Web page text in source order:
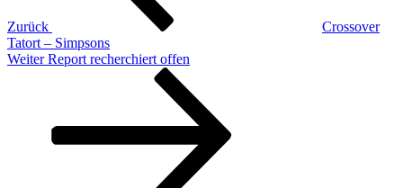
Zurück
Crossover
Tatort – Simpsons
Nächster
Weiter Report recherchiert offen